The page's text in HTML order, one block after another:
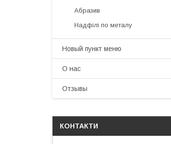
Абразив
Надфілі по металу
Новый пункт меню
О нас
Отзывы
КОНТАКТИ